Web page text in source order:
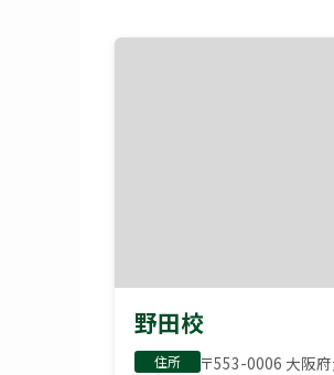
野田校
住所
〒553-0006 大阪